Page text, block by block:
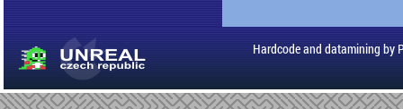
Hardcode and datamining by